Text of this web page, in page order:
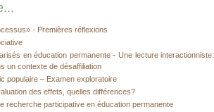
- Premières réflexions
en éducation permanente - Une lecture interactionniste:
un contexte de désaffiliation
populaire – Examen exploratoire
des effets, quelles différences?
recherche participative en éducation permanente